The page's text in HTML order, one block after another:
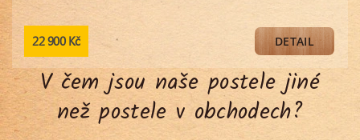
22 900 Kč DETAIL
V čem jsou naše postele jiné
než postele v obchodech?